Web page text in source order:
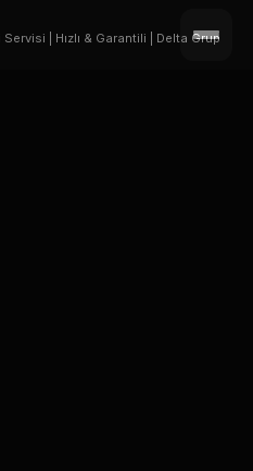
| Hızlı & Garantili | Delta Grup